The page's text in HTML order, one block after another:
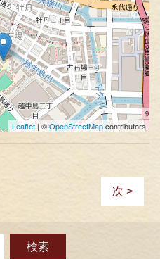
Leaflet | ©OpenStreetMapcontributors
次 >